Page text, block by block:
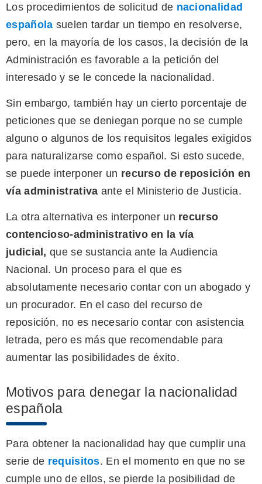
Los procedimientos de solicitud de nacionalidad
española suelen tardar un tiempo en resolverse,
pero, en la mayoría de los casos, la decisión de la
Administración es favorable a la petición del
interesado y se le concede la nacionalidad.
Sin embargo, también hay un cierto porcentaje de
peticiones que se deniegan porque no se cumple
alguno o algunos de los requisitos legales exigidos
para naturalizarse como español. Si esto sucede,
se puede interponer un recurso de reposición en
vía administrativa ante el Ministerio de Justicia.
La otra alternativa es interponer un recurso
contencioso-administrativo en la vía
judicial, que se sustancia ante la Audiencia
Nacional. Un proceso para el que es
absolutamente necesario contar con un abogado y
un procurador. En el caso del recurso de
reposición, no es necesario contar con asistencia
letrada, pero es más que recomendable para
aumentar las posibilidades de éxito.
Motivos para denegar la nacionalidad
española
Para obtener la nacionalidad hay que cumplir una
serie de requisitos. En el momento en que no se
cumple uno de ellos, se pierde la posibilidad de